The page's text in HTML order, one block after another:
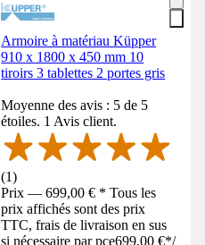
Armoire à matériau Küpper
910 x 1800 x 450 mm 10
tiroirs 3 tablettes 2 portes gris
Moyenne des avis : 5 de 5
étoiles. 1 Avis client.
(1)
Prix — 699,00 € * Tous les
prix affichés sont des prix
TTC, frais de livraison en sus
si nécessaire par pce699,00 €*/